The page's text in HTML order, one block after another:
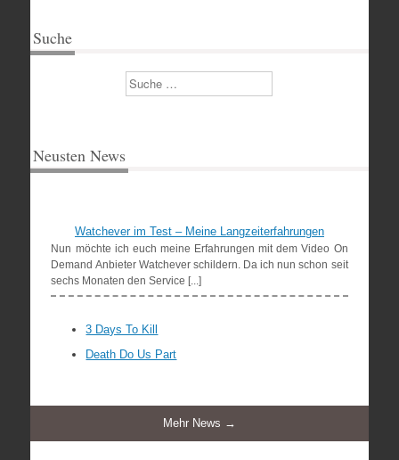
Suche
Suchen
Neusten News
Watchever im Test – Meine Langzeiterfahrungen
Nun möchte ich euch meine Erfahrungen mit dem Video On
Demand Anbieter Watchever schildern. Da ich nun schon seit
sechs Monaten den Service [...]
3 Days To Kill
Death Do Us Part
Mehr News →